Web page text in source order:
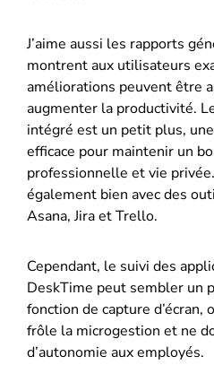
J’aime aussi les rapports
montrent aux utilisateurs
améliorations peuvent être
augmenter la productivité.
intégré est un petit plus,
efficace pour maintenir un
professionnelle et vie
également bien avec des
Asana, Jira et Trello.
Cependant, le suivi des
DeskTime peut sembler un
fonction de capture d’écran,
frôle la microgestion et ne
d’autonomie aux employés.